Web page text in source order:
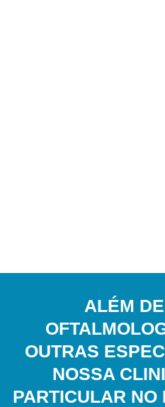
ALÉM
OUTRAS
NOSSA
PARTICULAR